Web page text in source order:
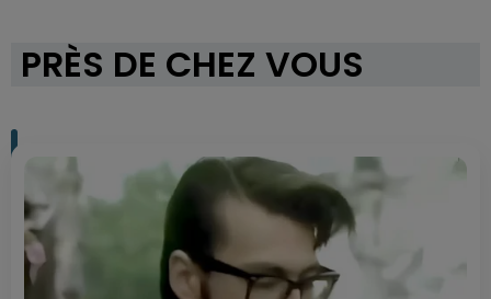
PRÈS DE CHEZ VOUS